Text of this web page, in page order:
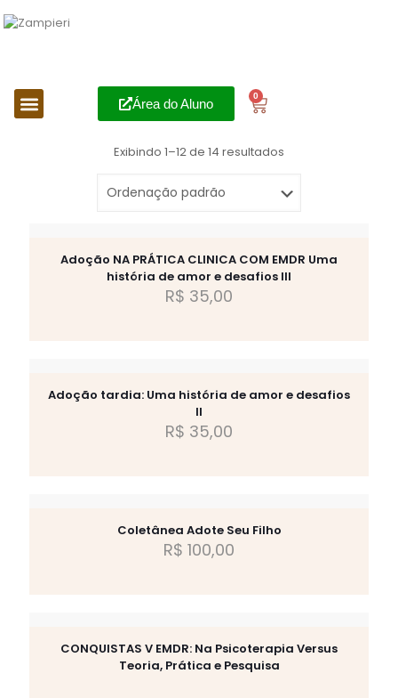
Área do Aluno
0
Exibindo 1–12 de 14 resultados
Adoção NA PRÁTICA CLINICA COM EMDR Uma
história de amor e desafios III
R$ 35,00
Adoção tardia: Uma história de amor e desafios
II
R$ 35,00
Coletânea Adote Seu Filho
R$ 100,00
CONQUISTAS V EMDR: Na Psicoterapia Versus
Teoria, Prática e Pesquisa